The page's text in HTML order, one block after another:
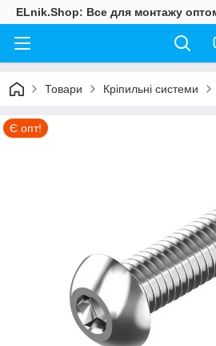
ELnik.Shop: Все для монтажу
Товари Кріпильні системи
Є опт!